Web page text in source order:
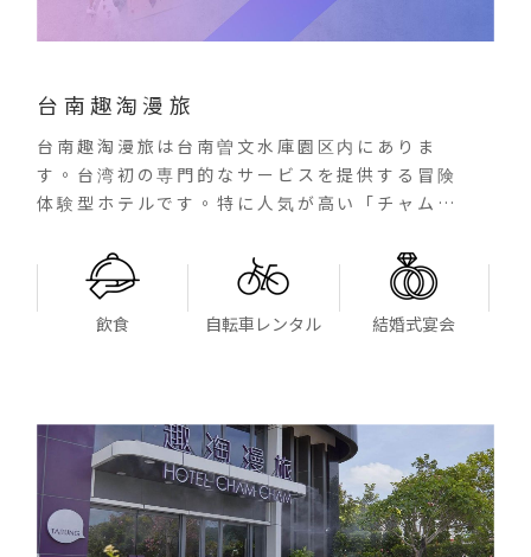
して、食べる・飲む・遊ぶが全て揃った若者に
人気のホテルです。
台南趣淘漫旅
台南趣淘漫旅は台南曽文水庫園区内にありま
す。台湾初の専門的なサービスを提供する冒険
体験型ホテルです。特に人気が高い「チャムタ
ーミッション「ジップライン」、「フリーフォ
ール」、「スカイウォーク」、「ロッククライ
ミング」があり、若者に人気がある冒険が体験
飲食 自転車レンタル 結婚式宴会